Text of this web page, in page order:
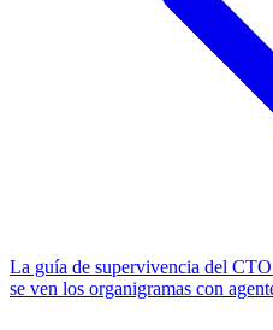
La guía de supervivencia del
se ven los organigramas con